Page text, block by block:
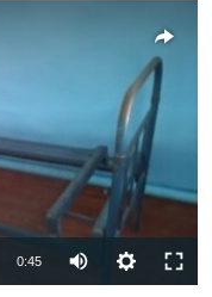
available
0:45